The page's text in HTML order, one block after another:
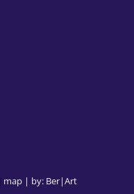
map | by: Ber|Art